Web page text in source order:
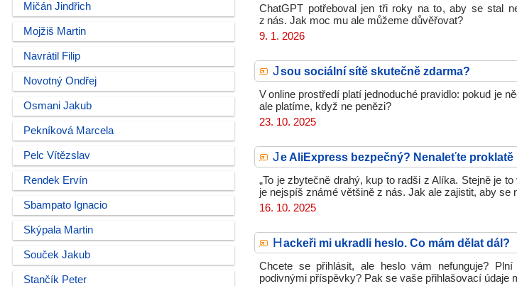
Mičán Jindřich
Mojžiš Martin
Navrátil Filip
Novotný Ondřej
Osmani Jakub
Pekníková Marcela
Pelc Vítězslav
Rendek Ervín
Sbampato Ignacio
Skýpala Martin
Souček Jakub
Stančík Peter
ChatGPT potřeboval jen tři roky na to, aby se stal
z nás. Jak moc mu ale můžeme důvěřovat?
9. 1. 2026
Jsou sociální sítě skutečně zdarma?
V online prostředí platí jednoduché pravidlo: pokud je
ale platíme, když ne penězi?
23. 10. 2025
Je AliExpress bezpečný? Nenaleťte proklatě
„To je zbytečně drahý, kup to radši z Alíka. Stejně je
je nejspíš známé většině z nás. Jak ale zajistit, aby se
16. 10. 2025
Hackeři mi ukradli heslo. Co mám dělat dál?
Chcete se přihlásit, ale heslo vám nefunguje?
podivnými příspěvky? Pak se vaše přihlašovací údaje